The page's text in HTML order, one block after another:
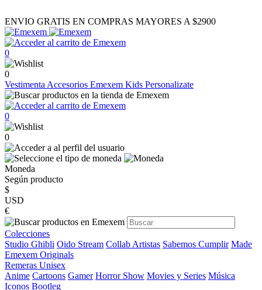
ENVIO GRATIS EN COMPRAS MAYORES A $2900
0
0
Vestimenta Accesorios Emexem Kids Personalizate
0
0
Moneda
Según producto
$
USD
€
Colecciones
Studio Ghibli Oido Stream Collab Artistas Sabemos Cumplir Made
Emexem Originals
Remeras Unisex
Anime Cartoons Gamer Horror Show Movies y Series Música
Iconos Bootleg